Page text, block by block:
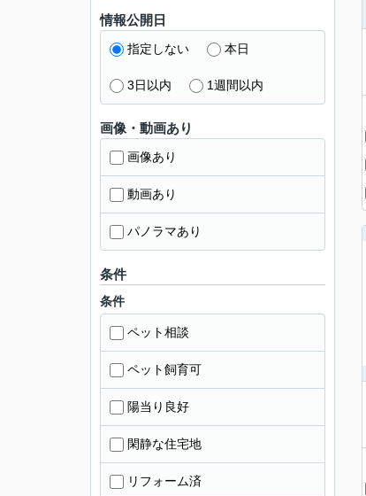
情報公開日
指定しない 本日
3日以内 1週間以内
画像・動画あり
画像あり
動画あり
パノラマあり
条件
条件
ペット相談
ペット飼育可
陽当り良好
閑静な住宅地
リフォーム済